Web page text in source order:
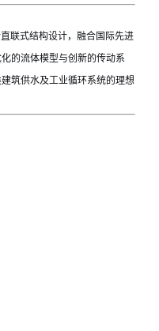
联式结构设计，融合国际先进
的流体模型与创新的传动系
筑供水及工业循环系统的理想